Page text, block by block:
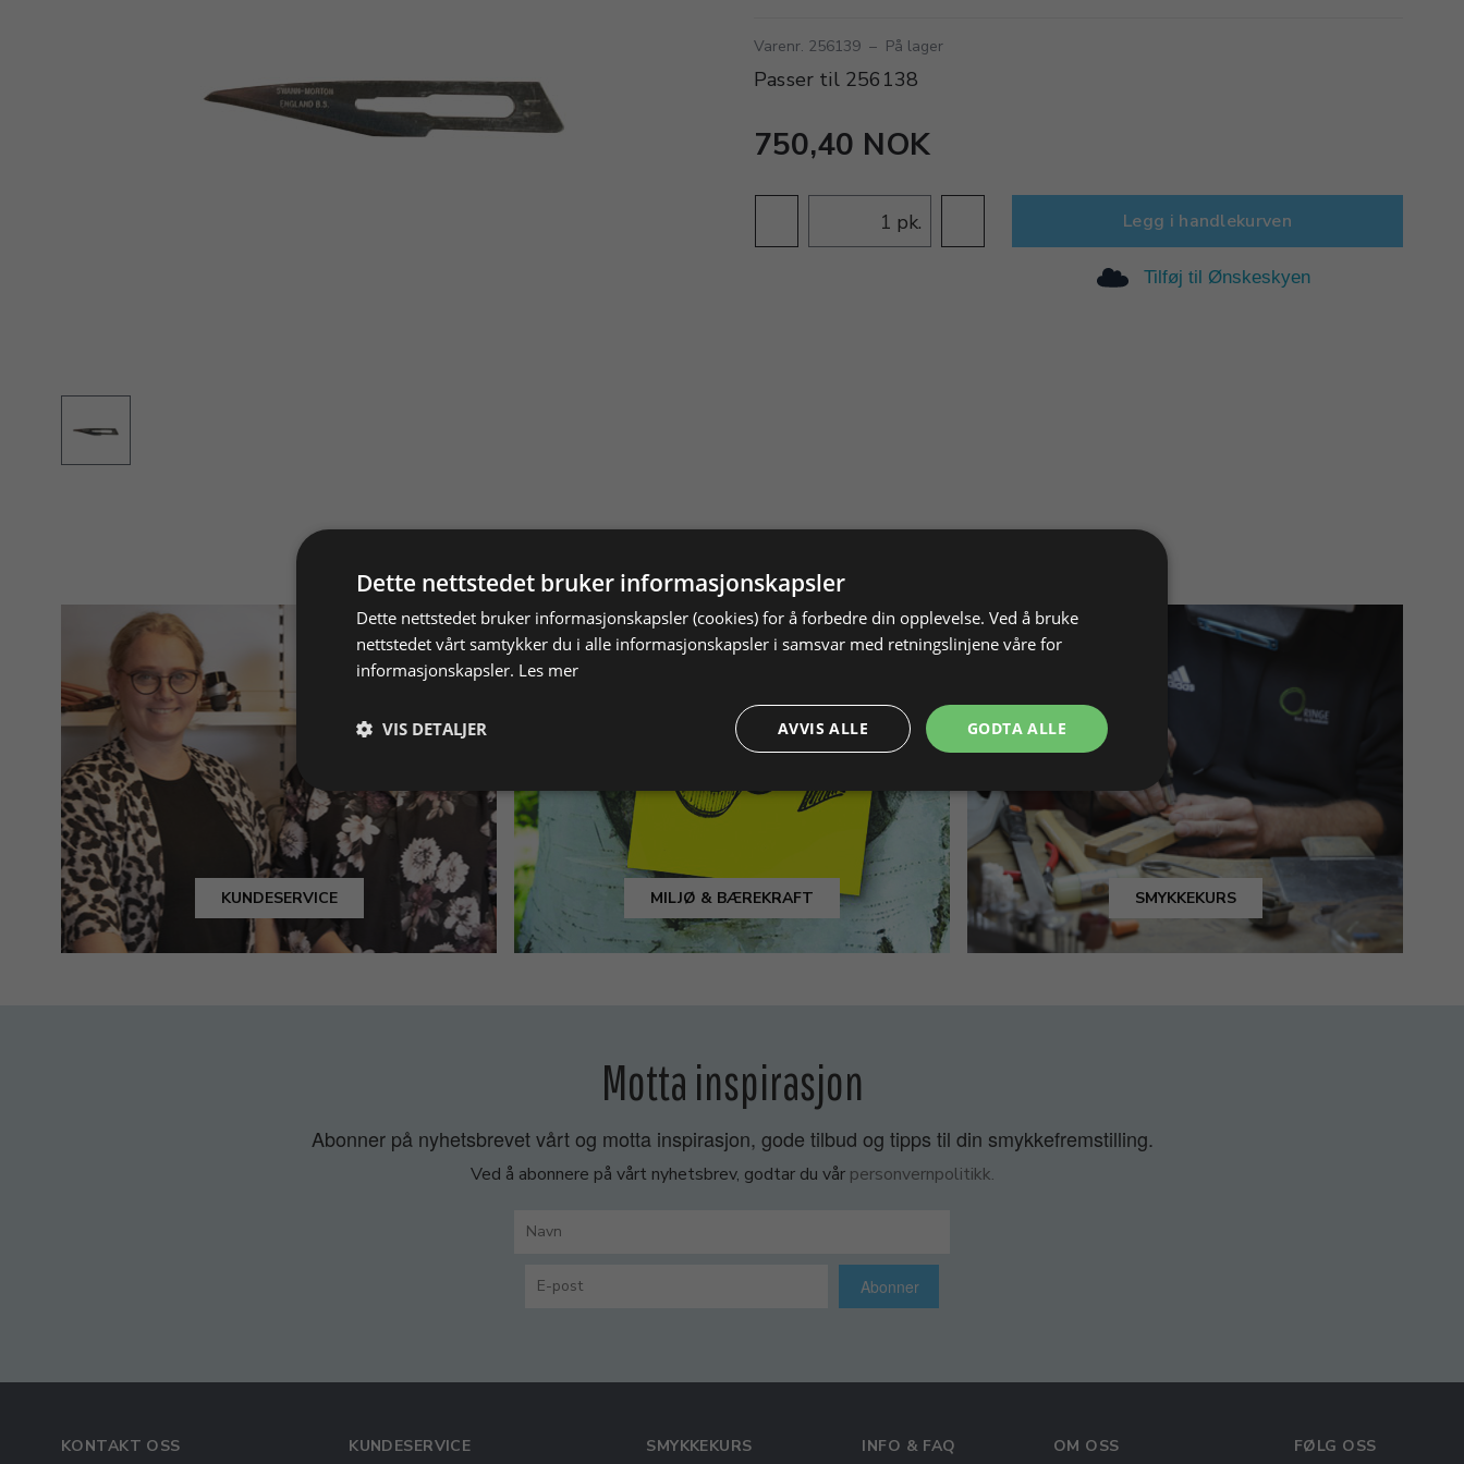
Varenr. 256139 – På lager
Passer til 256138
750,40 NOK
pk. Legg i handlekurven
Tilføj til Ønskeskyen
KUNDESERVICE MILJØ & BÆREKRAFT SMYKKEKURS
Motta inspirasjon
Abonner på nyhetsbrevet vårt og motta inspirasjon, gode tilbud og tipps til din smykkefremstilling.
Ved å abonnere på vårt nyhetsbrev, godtar du vår personvernpolitikk.
Abonner
KONTAKT OSS KUNDESERVICE SMYKKEKURS INFO & FAQ OM OSS FØLG OSS
Dette nettstedet bruker informasjonskapsler
Dette nettstedet bruker informasjonskapsler (cookies) for å forbedre din opplevelse. Ved å bruke
nettstedet vårt samtykker du i alle informasjonskapsler i samsvar med retningslinjene våre for
informasjonskapsler. Les mer
GODTA ALLE
AVVIS ALLE
VIS DETALJER